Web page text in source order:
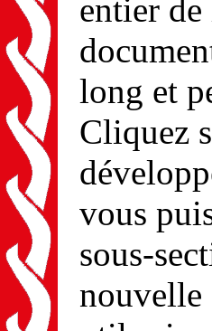
entier
long et
Cliquez
vous
sous-
nouvelle